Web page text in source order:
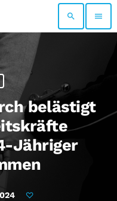
search menu
belästigt
Jähriger